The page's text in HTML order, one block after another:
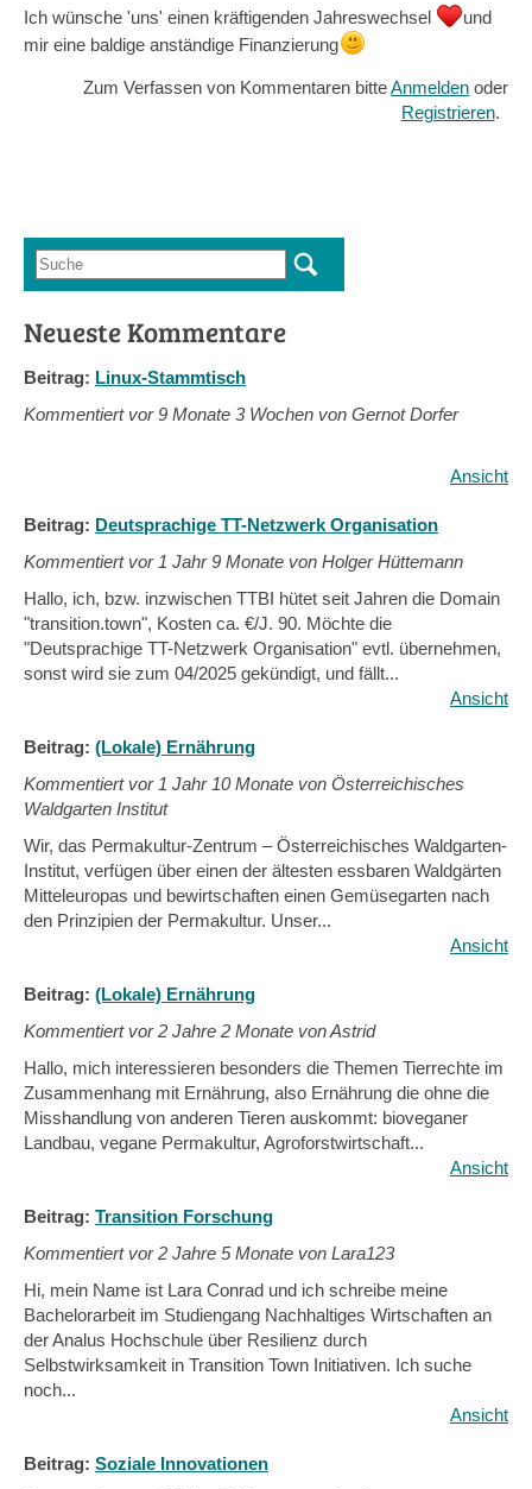
Ich wünsche 'uns' einen kräftigenden Jahreswechsel
und
mir eine baldige anständige Finanzierung
Zum Verfassen von Kommentaren bitteAnmelden oder
Registrieren.
Suchformular
Suche
Neueste Kommentare
Beitrag: Linux-Stammtisch
Kommentiert vor9 Monate 3 Wochen von Gernot Dorfer
Ansicht
Beitrag: Deutsprachige TT-Netzwerk Organisation
Kommentiert vor 1 Jahr 9 Monate von Holger Hüttemann
Hallo, ich, bzw. inzwischen TTBI hütet seit Jahren die Domain
"transition.town", Kosten ca. €/J. 90. Möchte die
"Deutsprachige TT-Netzwerk Organisation" evtl. übernehmen,
sonst wird sie zum 04/2025 gekündigt, und fällt...
Ansicht
Beitrag: (Lokale) Ernährung
Kommentiert vor 1 Jahr 10 Monate von Österreichisches
Waldgarten Institut
Wir, das Permakultur-Zentrum – Österreichisches Waldgarten-
Institut, verfügen über einen der ältesten essbaren Waldgärten
Mitteleuropas und bewirtschaften einen Gemüsegarten nach
den Prinzipien der Permakultur. Unser...
Ansicht
Beitrag: (Lokale) Ernährung
Kommentiert vor2 Jahre 2 Monate von Astrid
Hallo, mich interessieren besonders die Themen Tierrechte im
Zusammenhang mit Ernährung, also Ernährung die ohne die
Misshandlung von anderen Tieren auskommt: bioveganer
Landbau, vegane Permakultur, Agroforstwirtschaft...
Ansicht
Beitrag: Transition Forschung
Kommentiert vor2 Jahre 5 Monate von Lara123
Hi, mein Name ist Lara Conrad und ich schreibe meine
Bachelorarbeit im Studiengang Nachhaltiges Wirtschaften an
der Analus Hochschule über Resilienz durch
Selbstwirksamkeit in Transition Town Initiativen. Ich suche
noch...
Ansicht
Beitrag: Soziale Innovationen